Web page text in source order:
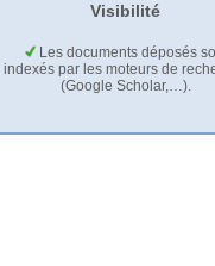
Visibilité
Les documents déposés
indexés par les moteurs de
(Google Scholar,…).